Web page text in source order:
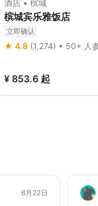
酒店 • 槟城
槟城宾乐雅饭店
立即确认
★ 4.8 (1,274) • 50+ 人
¥ 853.6 起
6月22日